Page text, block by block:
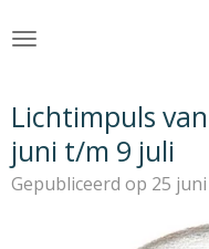
direct
hoofdinhoud
Lichtimpuls
juni t/m 9 juli
Gepubliceerd op 25